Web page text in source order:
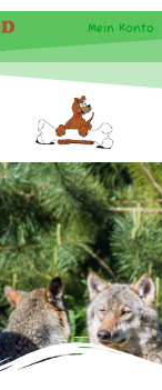
Mein Konto